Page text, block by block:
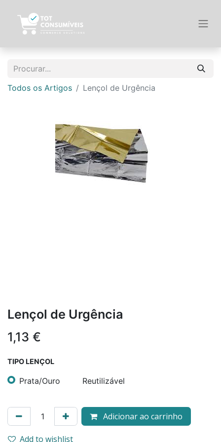
Todos os Artigos Lençol de Urgência
Lençol de Urgência
1,13 €
TIPO LENÇOL
Prata/Ouro Reutilizável
Adicionar ao carrinho
Add to wishlist